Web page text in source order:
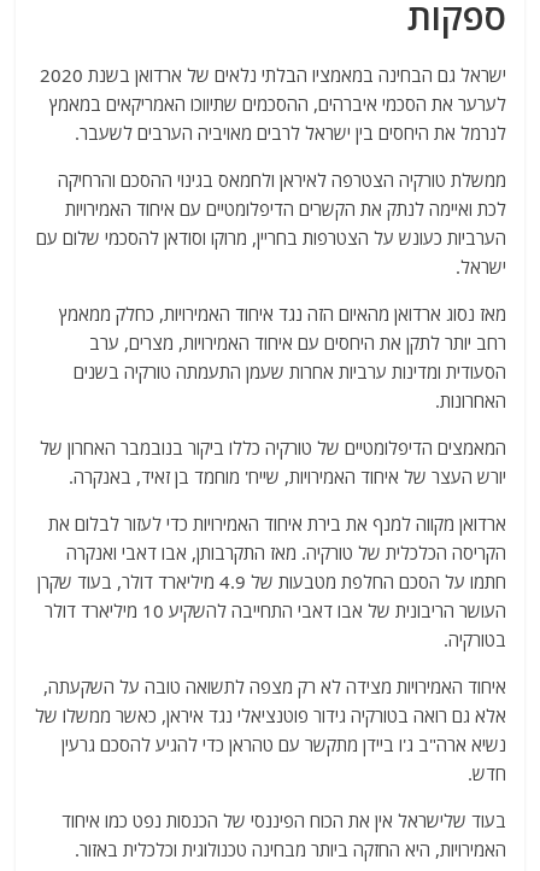
ספקות
ישראל גם הבחינה במאמציו הבלתי נלאים של ארדואן בשנת 2020
לערער את הסכמי איברהים, ההסכמים שתיווכו האמריקאים במאמץ
לנרמל את היחסים בין ישראל לרבים מאויביה הערבים לשעבר.
ממשלת טורקיה הצטרפה לאיראן ולחמאס בגינוי ההסכם והרחיקה
לכת ואיימה לנתק את הקשרים הדיפלומטיים עם איחוד האמירויות
הערביות כעונש על הצטרפות בחריין, מרוקו וסודאן להסכמי שלום עם
ישראל.
מאז נסוג ארדואן מהאיום הזה נגד איחוד האמירויות, כחלק ממאמץ
רחב יותר לתקן את היחסים עם איחוד האמירויות, מצרים, ערב
הסעודית ומדינות ערביות אחרות שעמן התעמתה טורקיה בשנים
האחרונות.
המאמצים הדיפלומטיים של טורקיה כללו ביקור בנובמבר האחרון של
יורש העצר של איחוד האמירויות, שייח' מוחמד בן זאיד, באנקרה.
ארדואן מקווה למנף את בירת איחוד האמירויות כדי לעזור לבלום את
הקריסה הכלכלית של טורקיה. מאז התקרבותן, אבו דאבי ואנקרה
חתמו על הסכם החלפת מטבעות של 4.9 מיליארד דולר, בעוד שקרן
העושר הריבונית של אבו דאבי התחייבה להשקיע 10 מיליארד דולר
בטורקיה.
איחוד האמירויות מצידה לא רק מצפה לתשואה טובה על השקעתה,
אלא גם רואה בטורקיה גידור פוטנציאלי נגד איראן, כאשר ממשלו של
נשיא ארה"ב ג'ו ביידן מתקשר עם טהראן כדי להגיע להסכם גרעין
חדש.
בעוד שלישראל אין את הכוח הפיננסי של הכנסות נפט כמו איחוד
האמירויות, היא החזקה ביותר מבחינה טכנולוגית וכלכלית באזור.